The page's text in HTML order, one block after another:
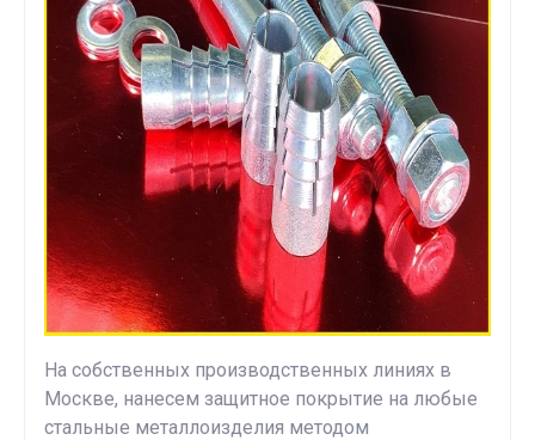
На собственных производственных линиях в
Москве, нанесем защитное покрытие на любые
стальные металлоизделия методом